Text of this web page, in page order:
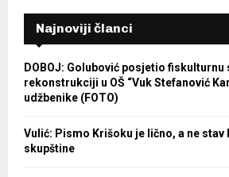
Najnoviji članci
DOBOJ: Golubović posjetio fiskulturnu
rekonstrukciji u OŠ “Vuk Stefanović
udžbenike (FOTO)
Vulić: Pismo Krišoku je lično, a ne
skupštine